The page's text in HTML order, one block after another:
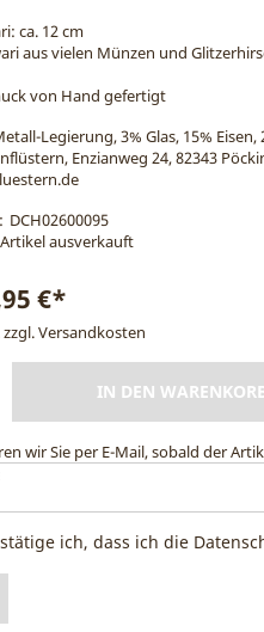
ca. 12 cm
aus vielen Münzen und
von Hand gefertigt
Legierung, 3% Glas, 15% Eisen,
Enzianweg 24, 82343
DCH02600095
Artikel ausverkauft
€*
Versandkosten
IN DEN
wir Sie per E-Mail, sobald der
ich, dass ich die